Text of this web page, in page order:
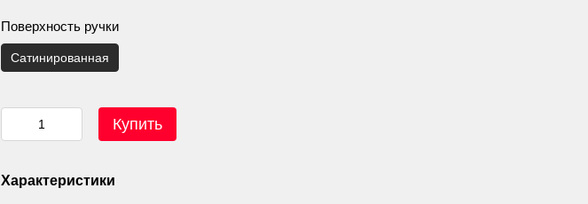
Поверхность ручки
Сатинированная
Купить
Характеристики